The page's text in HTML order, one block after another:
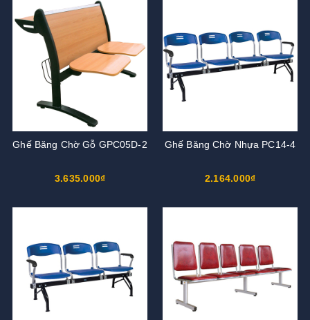
Ghế Băng Chờ Gỗ GPC05D-2
3.635.000₫
Ghế Băng Chờ Nhựa PC14-4
2.164.000₫